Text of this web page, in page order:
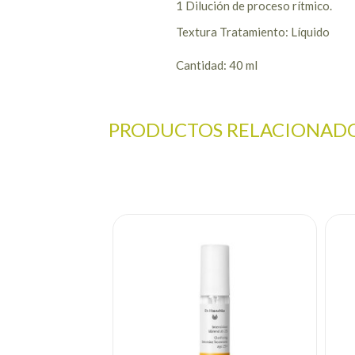
1 Dilución de proceso rítmico.
Textura Tratamiento: Líquido
Cantidad: 40 ml
PRODUCTOS